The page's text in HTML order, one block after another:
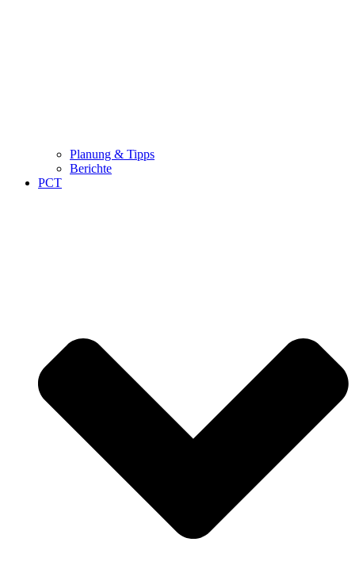
Planung & Tipps
Berichte
PCT